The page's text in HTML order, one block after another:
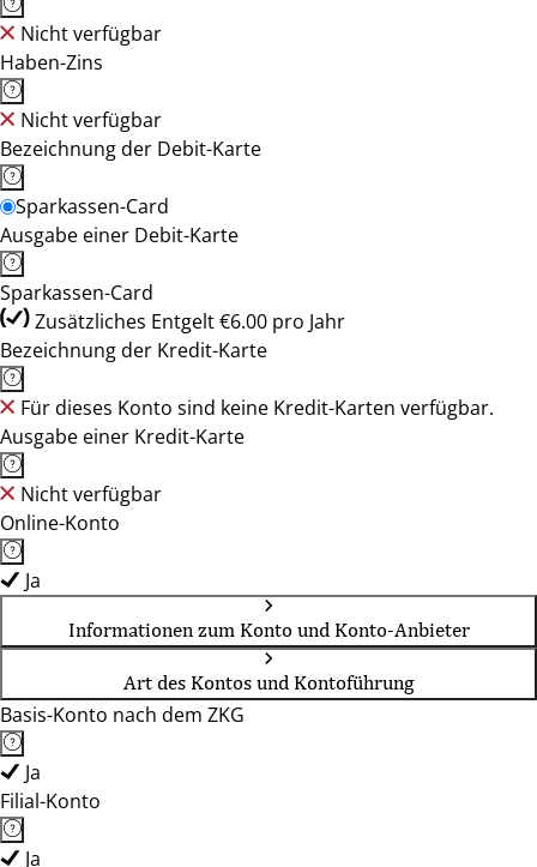
Nicht verfügbar
Haben-Zins
Nicht verfügbar
Bezeichnung der Debit-Karte
Sparkassen-Card
Ausgabe einer Debit-Karte
Sparkassen-Card
Zusätzliches Entgelt €6.00 pro Jahr
Bezeichnung der Kredit-Karte
Für dieses Konto sind keine Kredit-Karten verfügbar.
Ausgabe einer Kredit-Karte
Nicht verfügbar
Online-Konto
Ja
Informationen zum Konto und Konto-Anbieter
Art des Kontos und Kontoführung
Basis-Konto nach dem ZKG
Ja
Filial-Konto
Ja